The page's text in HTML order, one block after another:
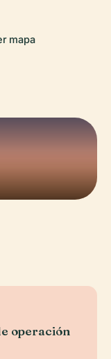
mapa
operación